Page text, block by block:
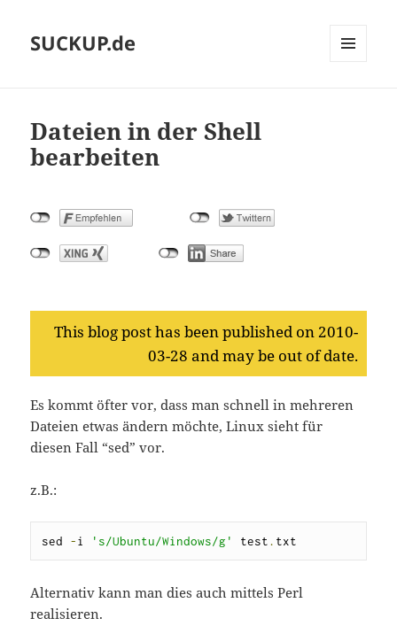
SUCKUP.de
Dateien in der Shell
bearbeiten
This blog post has been published on 2010-
03-28 and may be out of date.
Es kommt öfter vor, dass man schnell in mehreren
Dateien etwas ändern möchte, Linux sieht für
diesen Fall “sed” vor.
z.B.:
sed -i 's/Ubuntu/Windows/g' test. txt
Alternativ kann man dies auch mittels Perl
realisieren.